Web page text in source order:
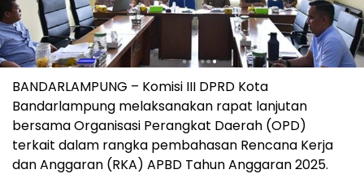
BANDARLAMPUNG – Komisi III DPRD Kota
Bandarlampung melaksanakan rapat lanjutan
bersama Organisasi Perangkat Daerah (OPD)
terkait dalam rangka pembahasan Rencana Kerja
dan Anggaran (RKA) APBD Tahun Anggaran 2025.